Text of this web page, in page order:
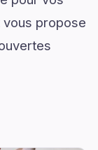
vous propose